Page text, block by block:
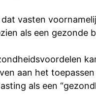
vasten
als een gezonde
aan het
als een